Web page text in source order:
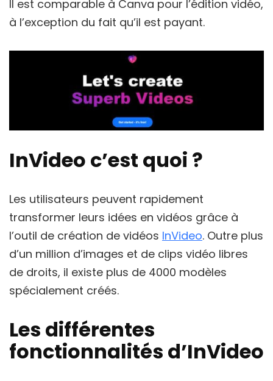
Il est comparable à Canva pour l’édition vidéo,
à l’exception du fait qu’il est payant.
InVideo c’est quoi ?
Les utilisateurs peuvent rapidement
transformer leurs idées en vidéos grâce à
l’outil de création de vidéos InVideo. Outre plus
d’un million d’images et de clips vidéo libres
de droits, il existe plus de 4000 modèles
spécialement créés.
Les différentes
fonctionnalités d’InVideo